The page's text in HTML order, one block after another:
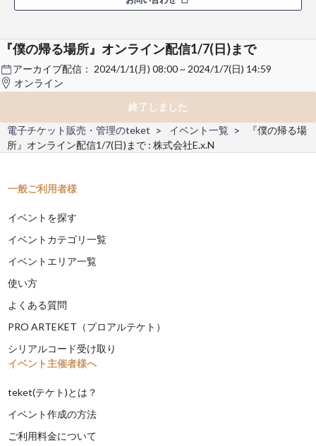
『僕の帰る場所』オンライン配信1/7(日)まで
アーカイブ配信： 2024/1/1(月) 08:00 ~ 2024/1/7(日) 14:59
オンライン
終了しました
電子チケット販売・管理のteket イベント一覧
『僕の帰る場
所』オンライン配信1/7(日)まで : 株式会社E.x.N
一般ご利用者様
イベントを探す
イベントカテゴリ一覧
イベントエリア一覧
使い方
よくある質問
PRO ARTEKET（プロアルテケト）
シリアルコード受け取り
イベント主催者様へ
teket(テケト)とは？
イベント作成の方法
ご利用料金について